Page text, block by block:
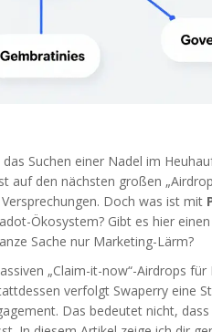
Suchen einer Nadel im
auf den nächsten großen
Doch was ist mit
Ökosystem? Gibt es hier
Sache nur Marketing-Lärm?
„Claim-it-now“-Airdrops für
verfolgt Swaperry eine
Das bedeutet nicht,